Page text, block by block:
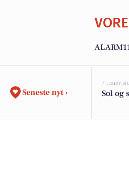
Seneste nyt ›
7 timer
Sol og